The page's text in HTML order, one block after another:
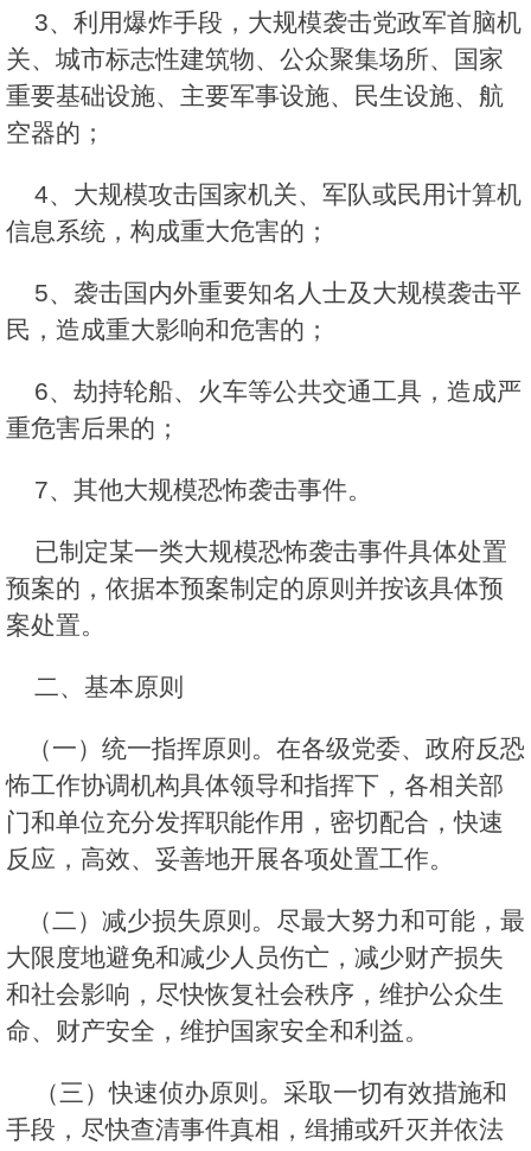
3、利用爆炸手段，大规模袭击党政军首脑机
关、城市标志性建筑物、公众聚集场所、国家
重要基础设施、主要军事设施、民生设施、航
空器的；
4、大规模攻击国家机关、军队或民用计算机
信息系统，构成重大危害的；
5、袭击国内外重要知名人士及大规模袭击平
民，造成重大影响和危害的；
6、劫持轮船、火车等公共交通工具，造成严
重危害后果的；
7、其他大规模恐怖袭击事件。
已制定某一类大规模恐怖袭击事件具体处置
预案的，依据本预案制定的原则并按该具体预
案处置。
二、基本原则
（一）统一指挥原则。在各级党委、政府反恐
怖工作协调机构具体领导和指挥下，各相关部
门和单位充分发挥职能作用，密切配合，快速
反应，高效、妥善地开展各项处置工作。
（二）减少损失原则。尽最大努力和可能，最
大限度地避免和减少人员伤亡，减少财产损失
和社会影响，尽快恢复社会秩序，维护公众生
命、财产安全，维护国家安全和利益。
（三）快速侦办原则。采取一切有效措施和
手段，尽快查清事件真相，缉捕或歼灭并依法